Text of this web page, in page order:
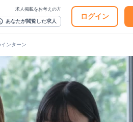
求人掲載をお考えの方
あなたが閲覧した求人
ログイン
ンターン